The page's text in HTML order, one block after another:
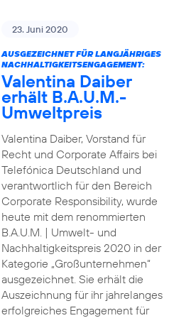
23. Juni 2020
AUSGEZEICHNET FÜR LANGJÄHRIGES
NACHHALTIGKEITSENGAGEMENT:
Valentina Daiber
erhält B.A.U.M.-
Umweltpreis
Valentina Daiber, Vorstand für
Recht und Corporate Affairs bei
Telefónica Deutschland und
verantwortlich für den Bereich
Corporate Responsibility, wurde
heute mit dem renommierten
B.A.U.M. | Umwelt- und
Nachhaltigkeitspreis 2020 in der
Kategorie „Großunternehmen“
ausgezeichnet. Sie erhält die
Auszeichnung für ihr jahrelanges
erfolgreiches Engagement für